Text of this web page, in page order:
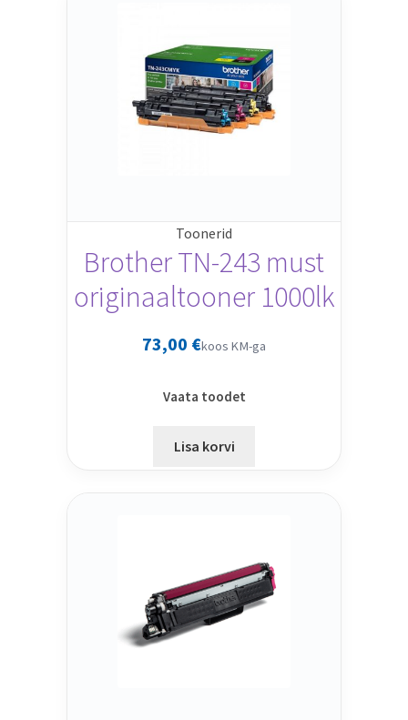
Toonerid
Brother TN-243 must
originaaltooner 1000lk
73,00 €koos KM-ga
Vaata toodet
Lisa korvi